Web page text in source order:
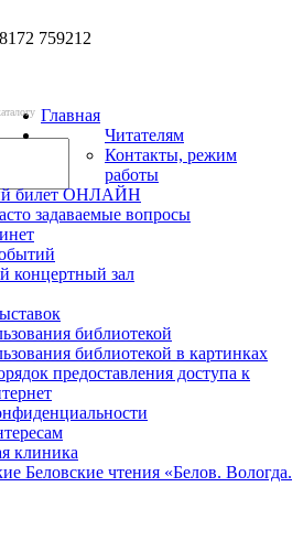
759212
Главная
Читателям
Контакты, режим
работы
билет ОНЛАЙН
задаваемые вопросы
концертный зал
библиотекой
библиотекой в картинках
предоставления доступа к
клиника
Беловские чтения «Белов. Вологда.